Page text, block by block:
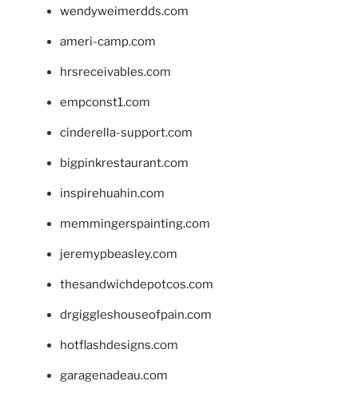
wendyweimerdds.com
ameri-camp.com
hrsreceivables.com
empconst1.com
cinderella-support.com
bigpinkrestaurant.com
inspirehuahin.com
memmingerspainting.com
jeremypbeasley.com
thesandwichdepotcos.com
drgiggleshouseofpain.com
hotflashdesigns.com
garagenadeau.com